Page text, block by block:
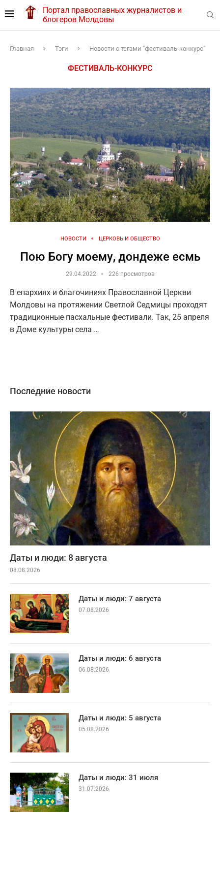
Портал православных журналистов и
блогеров Молдовы
Главная Тэги Новости с тегами "фестиваль-конкурс"
ФЕСТИВАЛЬ-КОНКУРС
НОВОСТИ ЦЕРКОВЬ И ОБЩЕСТВО
Пою Богу моему, дондеже есмь
29.04.2022 226 просмотров
В епархиях и благочиниях Православной Церкви
Молдовы на протяжении Светлой Седмицы проходят
традиционные пасхальные фестивали. Так, 25 апреля
в Доме культуры села …
Последние новости
Даты и люди: 8 августа
08.08.2026
Даты и люди: 7 августа
07.08.2026
Даты и люди: 6 августа
06.08.2026
Даты и люди: 5 августа
05.08.2026
Даты и люди: 31 июля
31.07.2026